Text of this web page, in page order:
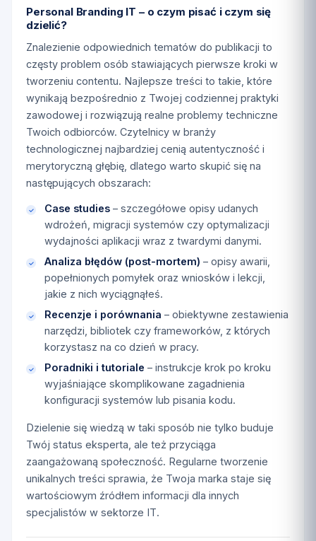
Personal Branding IT – o czym pisać i czym się
dzielić?
Znalezienie odpowiednich tematów do publikacji to
częsty problem osób stawiających pierwsze kroki w
tworzeniu contentu. Najlepsze treści to takie, które
wynikają bezpośrednio z Twojej codziennej praktyki
zawodowej i rozwiązują realne problemy techniczne
Twoich odbiorców. Czytelnicy w branży
technologicznej najbardziej cenią autentyczność i
merytoryczną głębię, dlatego warto skupić się na
następujących obszarach:
Case studies – szczegółowe opisy udanych
wdrożeń, migracji systemów czy optymalizacji
wydajności aplikacji wraz z twardymi danymi.
Analiza błędów (post-mortem) – opisy awarii,
popełnionych pomyłek oraz wniosków i lekcji,
jakie z nich wyciągnąłeś.
Recenzje i porównania – obiektywne zestawienia
narzędzi, bibliotek czy frameworków, z których
korzystasz na co dzień w pracy.
Poradniki i tutoriale – instrukcje krok po kroku
wyjaśniające skomplikowane zagadnienia
konfiguracji systemów lub pisania kodu.
Dzielenie się wiedzą w taki sposób nie tylko buduje
Twój status eksperta, ale też przyciąga
zaangażowaną społeczność. Regularne tworzenie
unikalnych treści sprawia, że Twoja marka staje się
wartościowym źródłem informacji dla innych
specjalistów w sektorze IT.